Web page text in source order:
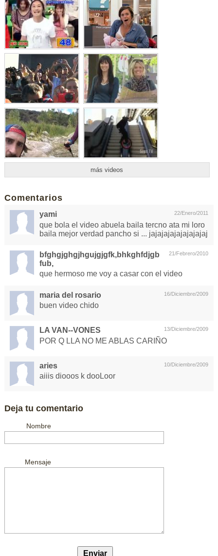
más videos
Comentarios
22/Enero/2011
yami
que bola el video abuela baila tercno ata mi loro
baila mejor verdad pancho si ... jajajajajajajajajaj
21/Febrero/2010
bfghgjghgjhgujgjgfk,bhkghfdjgb
fub,
que hermoso me voy a casar con el video
16/Diciembre/2009
maria del rosario
buen video chido
13/Diciembre/2009
LA VAN--VONES
POR Q LLA NO ME ABLAS CARIÑO
10/Diciembre/2009
aries
aiiis diooos k dooLoor
Deja tu comentario
Nombre
Mensaje